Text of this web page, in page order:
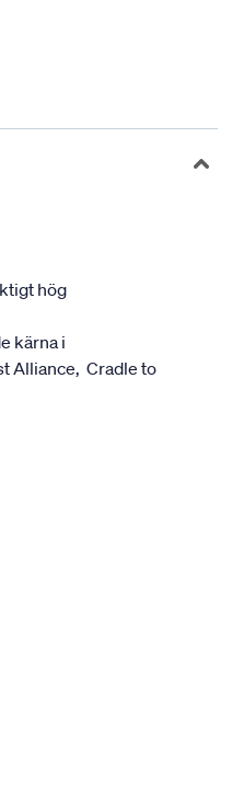
hög
kärna i
Alliance, Cradle to